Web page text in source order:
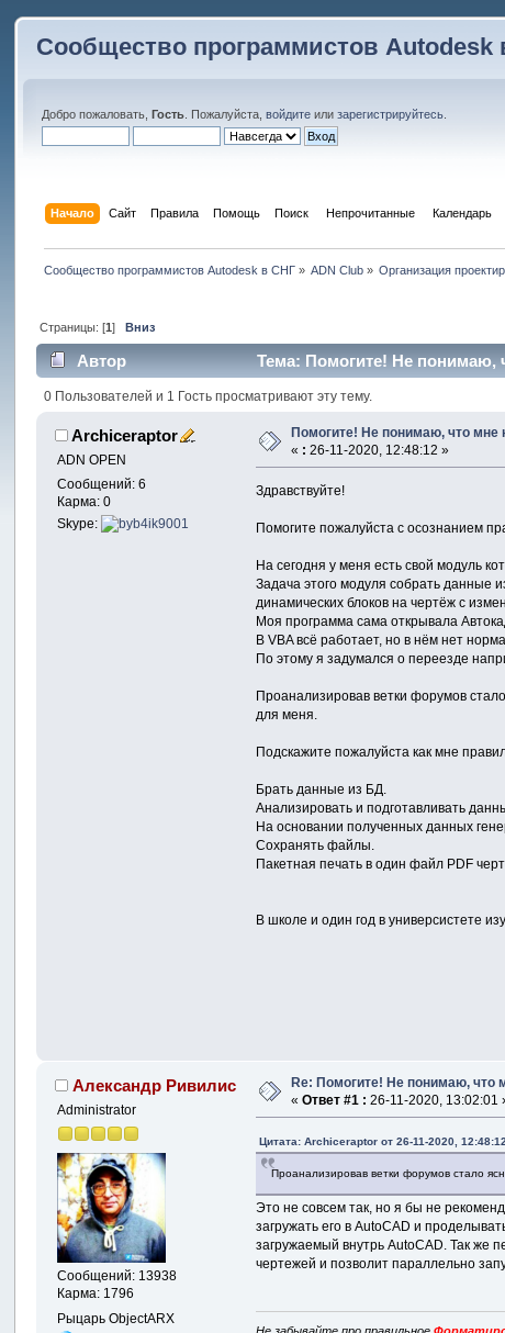
Сообщество программистов Autodesk
Добро пожаловать,Гость . Пожалуйста,войдите илизарегистрируйтесь
Начало Сайт Правила Помощь Поиск Непрочитанные Календарь
Сообщество программистов Autodesk в СНГ» ADN Club » Организация
Страницы: [1] Вниз
Автор Тема: Помогите! Не понимаю,
0 Пользователей и 1 Гость просматривают эту тему.
Archiceraptor
ADN OPEN
Сообщений: 6
Карма: 0
Skype:
Помогите! Не понимаю, что мне
« : 26-11-2020, 12:48:12 »
Здравствуйте!
Помогите пожалуйста с осознанием
На сегодня у меня есть свой модуль
Задача этого модуля собрать данные
динамических блоков на чертёж с
Моя программа сама открывала
В VBA всё работает, но в нём нет
По этому я задумался о переезде
Проанализировав ветки форумов
для меня.
Подскажите пожалуйста как мне
Брать данные из БД.
Анализировать и подготавливать
На основании полученных данных
Сохранять файлы.
Пакетная печать в один файл PDF
В школе и один год в универсистете
Александр Ривилис
Administrator
Сообщений: 13938
Карма: 1796
Рыцарь ObjectARX
Re: Помогите! Не понимаю, что
«Ответ #1 : 26-11-2020, 13:02:01
Цитата: Archiceraptor от 26-11-2020, 12:48:12
Проанализировав ветки форумов стало
Это не совсем так, но я бы не
загружать его в AutoCAD и
загружаемый внутрь AutoCAD. Так же
чертежей и позволит параллельно